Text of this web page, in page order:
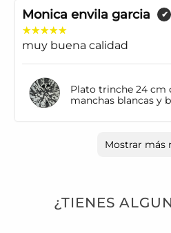
Monica envila garcia ✔
muy buena calidad
Plato trinche 24 cm
manchas blancas y
Mostrar más
¿TIENES